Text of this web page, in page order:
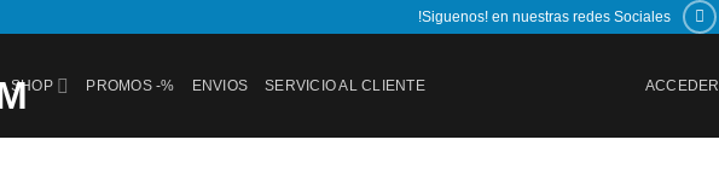
!Siguenos! en nuestras redes Sociales
SHOP PROMOS -% ENVIOS SERVICIO AL CLIENTE ACCEDER